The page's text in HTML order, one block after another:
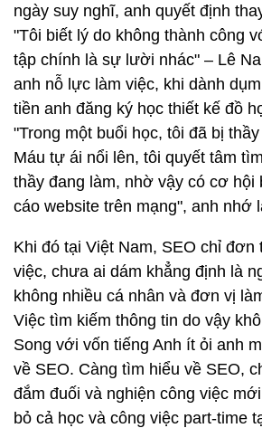
ngày suy nghĩ, anh quyết định
"Tôi biết lý do không thành công
tập chính là sự lười nhác" – Lê
anh nỗ lực làm việc, khi dành
tiền anh đăng ký học thiết kế đồ
"Trong một buổi học, tôi đã bị
Máu tự ái nổi lên, tôi quyết tâm
thầy đang làm, nhờ vậy có cơ hội
cáo website trên mạng", anh nhớ
Khi đó tại Việt Nam, SEO chỉ đơn
việc, chưa ai dám khẳng định là
không nhiều cá nhân và đơn vị
Việc tìm kiếm thông tin do vậy
Song với vốn tiếng Anh ít ỏi anh
về SEO. Càng tìm hiểu về SEO,
đắm đuối và nghiện công việc
bỏ cả học và công việc part-time